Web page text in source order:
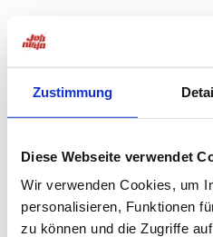
Zustimmung
Diese Webseite verwendet
Wir verwenden Cookies, um
personalisieren, Funktionen
zu können und die Zugriffe